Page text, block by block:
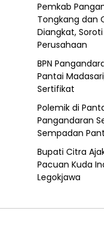
Pemkab
Tongkang dan
Diangkat,
Perusahaan
BPN
Pantai
Sertifikat
Polemik di
Pangandaran
Sempadan
Bupati Citra
Pacuan Kuda
Legokjawa